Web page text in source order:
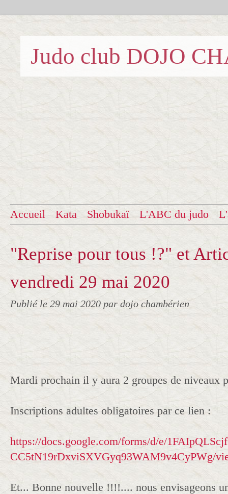
Judo club DOJO
Accueil Kata Shobukaï L'ABC du judo
"Reprise pour tous !?" et
vendredi 29 mai 2020
Publié le 29 mai 2020 par dojo chambérien
Mardi prochain il y aura 2 groupes de niveaux
Inscriptions adultes obligatoires par ce lien :
https://docs.google.com/forms/d/e/
CC5tN19rDxviSXVGyq93WAM9v4CyPWg/
Et... Bonne nouvelle !!!!.... nous envisageons